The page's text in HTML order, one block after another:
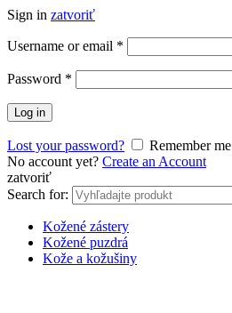
Sign in zatvoriť
Username or email *
Password *
Log in
Lost your password?
Remember me
No account yet? Create an Account
zatvoriť
Search for:
Kožené zástery
Kožené puzdrá
Kože a kožušiny